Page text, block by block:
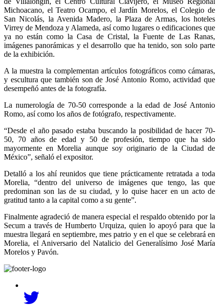
Michoacano, el Teatro Ocampo, el Jardín Morelos, el Colegio de
San Nicolás, la Avenida Madero, la Plaza de Armas, los hoteles
Virrey de Mendoza y Alameda, así como lugares o edificaciones que
ya no están como la Casa de Cristal, la Fuente de Las Ranas,
imágenes panorámicas y el desarrollo que ha tenido, son solo parte
de la exhibición.
A la muestra la complementan artículos fotográficos como cámaras,
y escultura que también son de José Antonio Romo, actividad que
desempeñó antes de la fotografía.
La numerología de 70-50 corresponde a la edad de José Antonio
Romo, así como los años de fotógrafo, respectivamente.
“Desde el año pasado estaba buscando la posibilidad de hacer 70-
50, 70 años de edad y 50 de profesión, tiempo que ha sido
mayormente en Morelia aunque soy originario de la Ciudad de
México”, señaló el expositor.
Detalló a los ahí reunidos que tiene prácticamente retratada a toda
Morelia, “dentro del universo de imágenes que tengo, las que
predominan son las de su ciudad, y lo quise hacer en un acto de
gratitud tanto a la capital como a su gente”.
Finalmente agradeció de manera especial el respaldo obtenido por la
Secum a través de Humberto Urquiza, quien lo apoyó para que la
muestra llegará en septiembre, mes patrio y en el que se celebrará en
Morelia, el Aniversario del Natalicio del Generalísimo José María
Morelos y Pavón.